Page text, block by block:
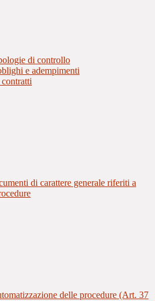
di controllo
e adempimenti
di carattere generale riferiti a
delle procedure (Art. 37